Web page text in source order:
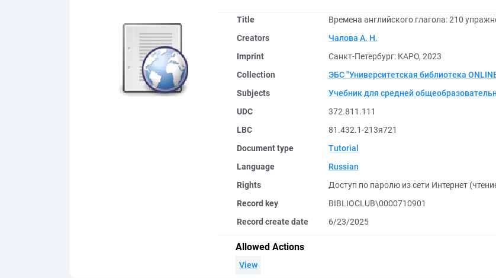
Title
Времена английского глагола: 210
Creators
Чалова А. Н.
Imprint
Санкт-Петербург: КАРО, 2023
Collection
ЭБС "Университетская библиотека
Subjects
Учебник для средней
UDC
372.811.111
LBC
81.432.1-213я721
Document type
Tutorial
Language
Russian
Rights
Доступ по паролю из сети Интернет
Record key
BIBLIOCLUB\0000710901
Record create date
6/23/2025
Allowed Actions
View